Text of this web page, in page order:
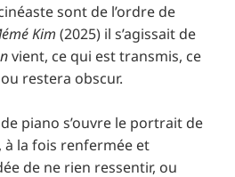
sont de l’ordre de
Kim(2025) il s’agissait de
vient, ce qui est transmis, ce
restera obscur.
piano s’ouvre le portrait de
la fois renfermée et
de ne rien ressentir, ou